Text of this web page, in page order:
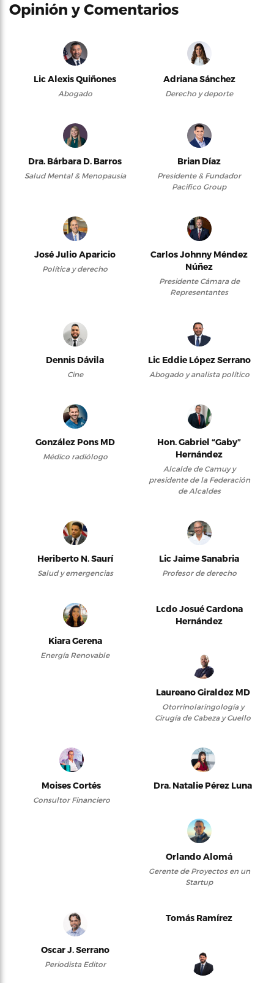
Opinión y Comentarios
Lic Alexis Quiñones
Abogado
Adriana Sánchez
Derecho y deporte
Dra. Bárbara D. Barros
Salud Mental & Menopausia
Brian Díaz
Presidente & Fundador
Pacifico Group
José Julio Aparicio
Política y derecho
Carlos Johnny Méndez
Núñez
Presidente Cámara de
Representantes
Dennis Dávila
Cine
Lic Eddie López Serrano
Abogado y analista político
González Pons MD
Médico radiólogo
Hon. Gabriel “Gaby”
Hernández
Alcalde de Camuy y
presidente de la Federación
de Alcaldes
Heriberto N. Saurí
Salud y emergencias
Lic Jaime Sanabria
Profesor de derecho
Kiara Gerena
Energía Renovable
Lcdo Josué Cardona
Hernández
Laureano Giraldez MD
Otorrinolaringología y
Cirugía de Cabeza y Cuello
Moises Cortés
Consultor Financiero
Dra. Natalie Pérez Luna
Orlando Alomá
Gerente de Proyectos en un
Startup
Oscar J. Serrano
Periodista Editor
Tomás Ramírez